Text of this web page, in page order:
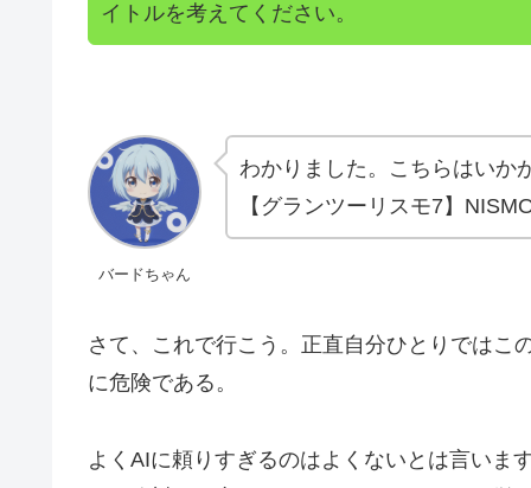
イトルを考えてください。
バードちゃん
わかりました。こちらはいか
【グランツーリスモ7】
さて、これで行こう。正直自分ひとりではこ
に危険である。
よくAIに頼りすぎるのはよくないとは言いま